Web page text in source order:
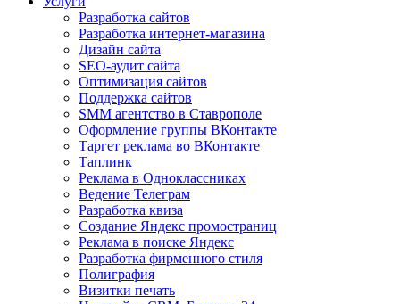
Разработка сайтов
Разработка интернет-магазина
Дизайн сайта
SEO-аудит сайта
Оптимизация сайтов
Поддержка сайтов
SMM агентство в Ставрополе
Оформление группы ВКонтакте
Таргет реклама во ВКонтакте
Таплинк
Реклама в Одноклассниках
Ведение Телеграм
Разработка квиза
Создание Яндекс промостраниц
Реклама в поиске Яндекс
Разработка фирменного стиля
Полиграфия
Визитки печать